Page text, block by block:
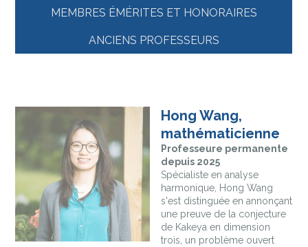
MEMBRES ÉMÉRITES ET HONORAIRES
ANCIENS PROFESSEURS
Hong Wang,
mathématicienne
Professeure permanente
depuis 2025
Spécialiste en analyse
harmonique, Hong Wang
s'est distinguée en annonçant
une preuve de la conjecture
de Kakeya en dimension
trois, un problème ouvert